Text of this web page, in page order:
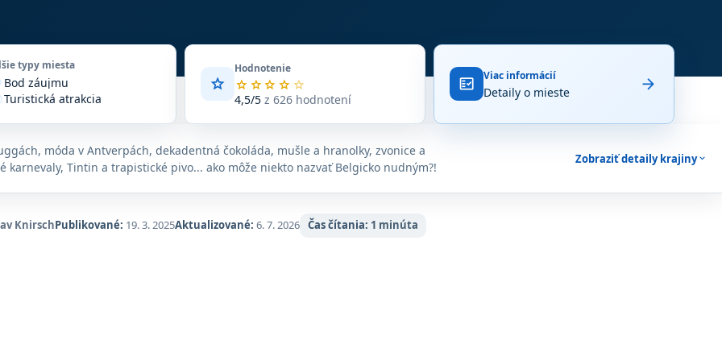
typy miesta
Bod záujmu
Turistická atrakcia
star
Hodnotenie
star star star star star
4,5/5z 626 hodnotení
Priemerné
hodnotenie
z
5
na
základe
Google
fact_check Viac informácií
Detaily o mieste arrow_forward
móda v Antverpách, dekadentná čokoláda, mušle a hranolky, zvonice a
karnevaly, Tintin a trapistické pivo... ako môže niekto nazvať Belgicko nudným?!
Zobraziť detaily krajinyexpand_more
KnirschPublikované: 19. 3. 2025Aktualizované: 6. 7. 2026 Čas čítania: 1 minúta